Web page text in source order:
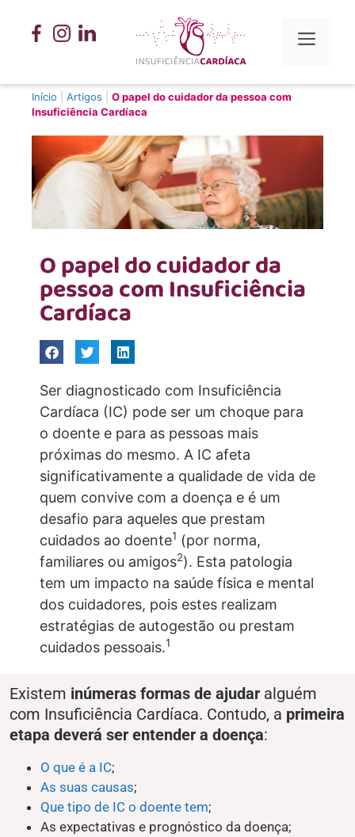
Início Artigos
O papel do cuidador da pessoa com
Insuficiência Cardíaca
O papel do cuidador da
pessoa com Insuficiência
Cardíaca
Ser diagnosticado com Insuficiência
Cardíaca (IC) pode ser um choque para
o doente e para as pessoas mais
próximas do mesmo. A IC afeta
significativamente a qualidade de vida de
quem convive com a doença e é um
desafio para aqueles que prestam
cuidados ao doente1 (por norma,
familiares ou amigos2). Esta patologia
tem um impacto na saúde física e mental
dos cuidadores, pois estes realizam
estratégias de autogestão ou prestam
cuidados pessoais.1
Existem inúmeras formas de ajudar alguém
com Insuficiência Cardíaca. Contudo, a primeira
etapa deverá ser entender a doença:
O que é a IC;
As suas causas;
Que tipo de IC o doente tem;
As expectativas e prognóstico da doença;